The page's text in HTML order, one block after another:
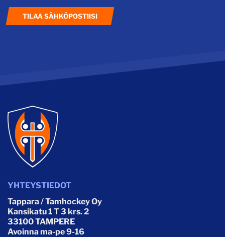
YHTEYSTIEDOT
Tappara / Tamhockey Oy
Kansikatu 1 T 3 krs. 2
33100 TAMPERE
Avoinna ma-pe 9-16
TILAA SÄHKÖPOSTIISI